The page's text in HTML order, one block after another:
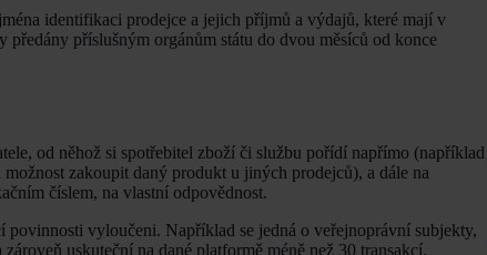
identifikaci prodejce a jejich příjmů a výdajů, které mají v
příslušným orgánům státu do dvou měsíců od konce
od něhož si spotřebitel zboží či službu pořídí napřímo (například
zakoupit daný produkt u jiných prodejců), a dále na
číslem, na vlastní odpovědnost.
vyloučeni. Například se jedná o veřejnoprávní subjekty,
uskuteční na dané platformě méně než 30 transakcí.